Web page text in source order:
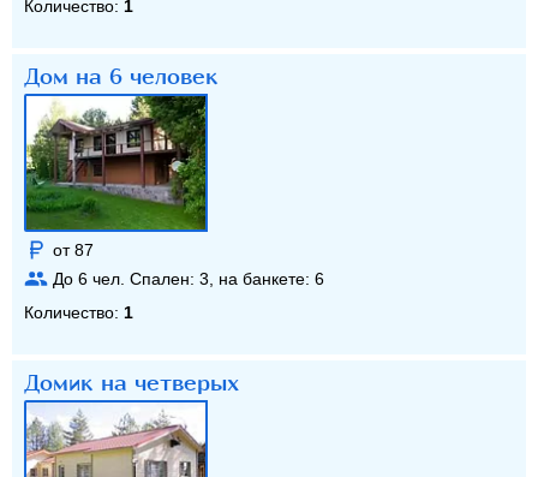
Количество: 1
Дом на 6 человек
от 87
До 6 чел. Спален: 3 , на банкете: 6
Количество: 1
Домик на четверых